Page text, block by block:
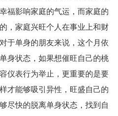
福影响家庭的气运，而家庭的
，家庭兴旺个人在事业上和财
于单身的朋友来说，这个月依
身状态，如果想催旺自己的桃
仪表行为举止，更重要的是要
才能够吸引异性，旺盛自己的
尽快的脱离单身状态，找到自